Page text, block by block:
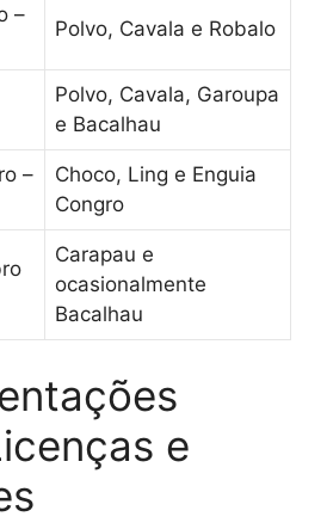
–
Polvo, Cavala e Robalo
Polvo, Cavala, Garoupa
e Bacalhau
–
Choco, Ling e Enguia
Congro
Carapau e
ocasionalmente
Bacalhau
e